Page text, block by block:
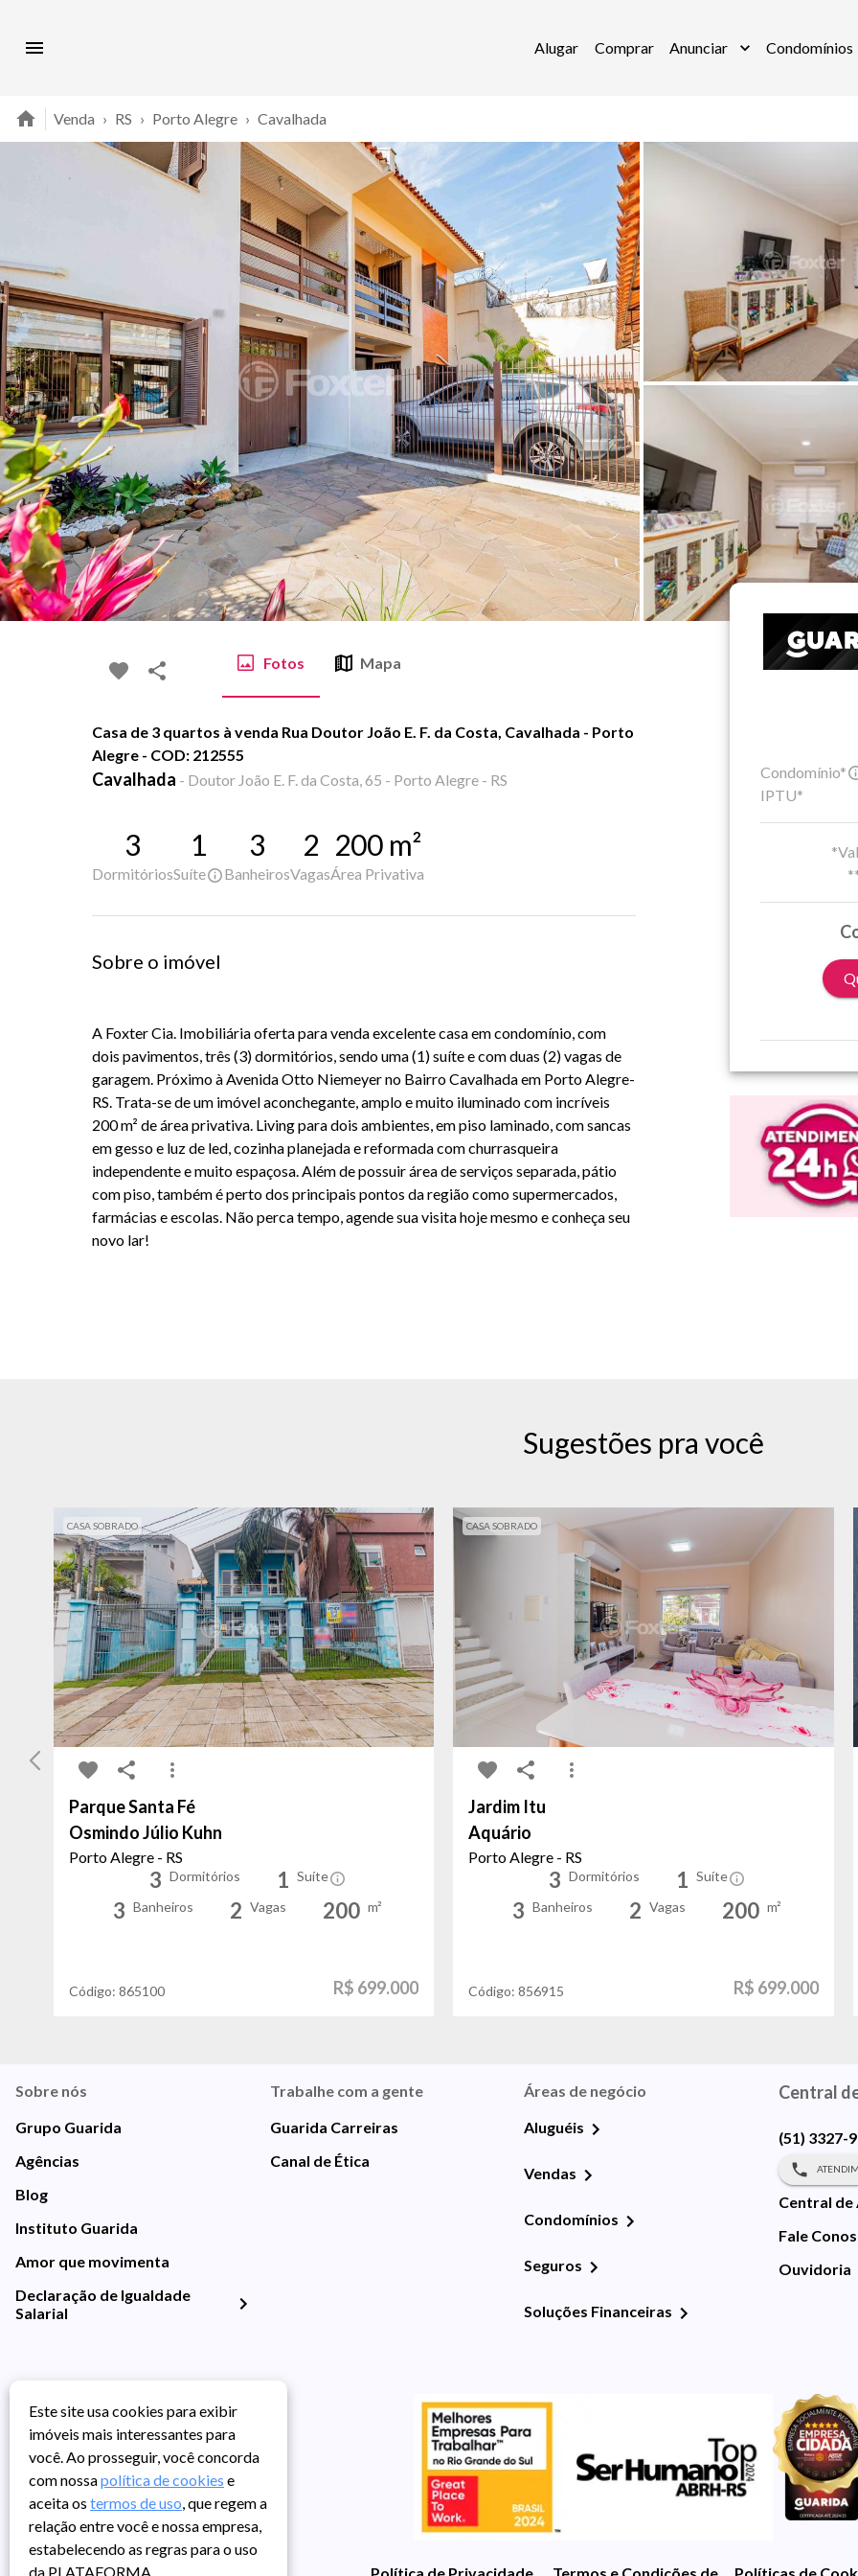
Alugar Comprar Anunciar Condomínios
Venda › RS › Porto Alegre › Cavalhada
Fotos Mapa
Casa de 3 quartos à venda Rua Doutor João E. F. da Costa, Cavalhada - Porto
Alegre - COD: 212555
Cavalhada - Doutor João E. F. da Costa, 65 - Porto Alegre - RS
3
Dormitórios
1
Suíte
3
Banheiros
2
Vagas
200 m²
Área Privativa
Sobre o imóvel
A Foxter Cia. Imobiliária oferta para venda excelente casa em condomínio, com
dois pavimentos, três (3) dormitórios, sendo uma (1) suíte e com duas (2) vagas de
garagem. Próximo à Avenida Otto Niemeyer no Bairro Cavalhada em Porto Alegre-
RS. Trata-se de um imóvel aconchegante, amplo e muito iluminado com incríveis
200 m² de área privativa. Living para dois ambientes, em piso laminado, com sancas
em gesso e luz de led, cozinha planejada e reformada com churrasqueira
independente e muito espaçosa. Além de possuir área de serviços separada, pátio
com piso, também é perto dos principais pontos da região como supermercados,
farmácias e escolas. Não perca tempo, agende sua visita hoje mesmo e conheça seu
novo lar!
Condomínio*
IPTU*
Sugestões pra você
CASA SOBRADO
Parque Santa Fé
Osmindo Júlio Kuhn
Porto Alegre - RS
3 Dormitórios 1 Suíte
3 Banheiros 2 Vagas 200 m²
Código: 865100 R$ 699.000
CASA SOBRADO
Jardim Itu
Aquário
Porto Alegre - RS
3 Dormitórios 1 Suíte
3 Banheiros 2 Vagas 200 m²
Código:856915 R$ 699.000
Sobre nós
Grupo Guarida
Agências
Blog
Instituto Guarida
Amor que movimenta
Declaração de Igualdade
Salarial
Trabalhe com a gente
Guarida Carreiras
Canal de Ética
Áreas de negócio
Aluguéis
Vendas
Condomínios
Seguros
Soluções Financeiras
Central
(51) 3327-
Central de
Fale
Ouvidoria
Política de Privacidade Termos e Condições de UsoPolíticas de
Este site usa cookies para exibir
imóveis mais interessantes para
você. Ao prosseguir, você concorda
com nossapolítica de cookies e
aceita os termos de uso, que regem a
relação entre você e nossa empresa,
estabelecendo as regras para o uso
da PLATAFORMA.